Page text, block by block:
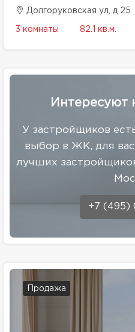
Долгоруковская ул, д 25
3 комнаты 82.1 кв.м.
Интересуют
У застройщиков
выбор в ЖК, для
лучших
+7 (495)
Продажа